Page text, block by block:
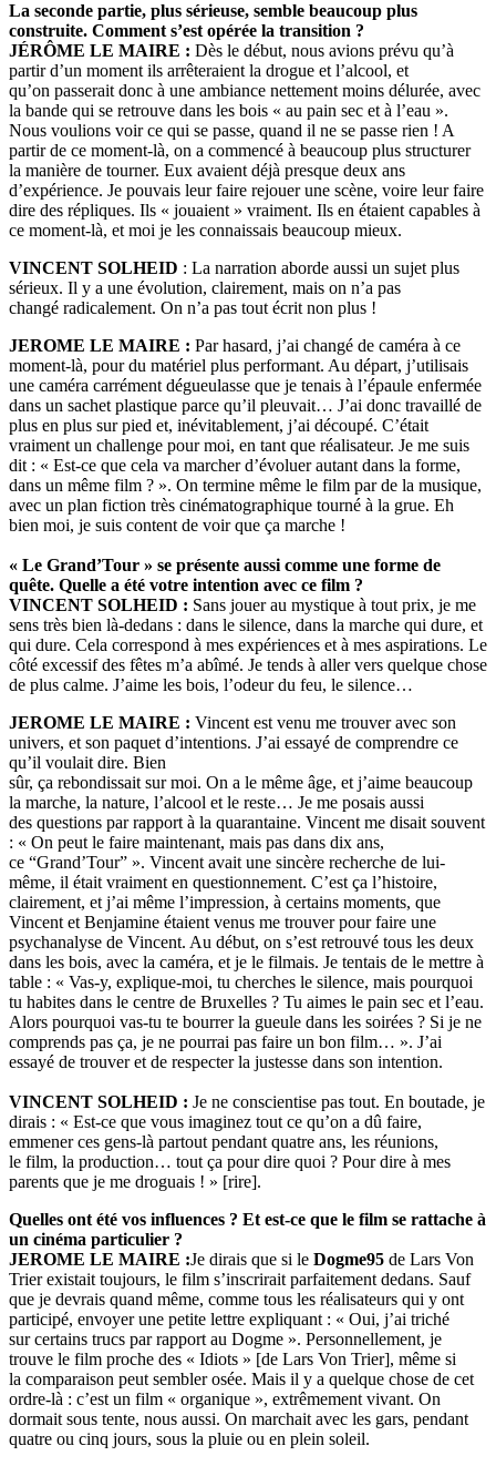
La seconde partie, plus sérieuse, semble beaucoup plus
construite. Comment s’est opérée la transition ?
JÉRÔME LE MAIRE : Dès le début, nous avions prévu qu’à
partir d’un moment ils arrêteraient la drogue et l’alcool, et
qu’on passerait donc à une ambiance nettement moins délurée, avec
la bande qui se retrouve dans les bois « au pain sec et à l’eau ».
Nous voulions voir ce qui se passe, quand il ne se passe rien ! A
partir de ce moment-là, on a commencé à beaucoup plus structurer
la manière de tourner. Eux avaient déjà presque deux ans
d’expérience. Je pouvais leur faire rejouer une scène, voire leur faire
dire des répliques. Ils « jouaient » vraiment. Ils en étaient capables à
ce moment-là, et moi je les connaissais beaucoup mieux.
VINCENT SOLHEID : La narration aborde aussi un sujet plus
sérieux. Il y a une évolution, clairement, mais on n’a pas
changé radicalement. On n’a pas tout écrit non plus !
JEROME LE MAIRE : Par hasard, j’ai changé de caméra à ce
moment-là, pour du matériel plus performant. Au départ, j’utilisais
une caméra carrément dégueulasse que je tenais à l’épaule enfermée
dans un sachet plastique parce qu’il pleuvait… J’ai donc travaillé de
plus en plus sur pied et, inévitablement, j’ai découpé. C’était
vraiment un challenge pour moi, en tant que réalisateur. Je me suis
dit : « Est-ce que cela va marcher d’évoluer autant dans la forme,
dans un même film ? ». On termine même le film par de la musique,
avec un plan fiction très cinématographique tourné à la grue. Eh
bien moi, je suis content de voir que ça marche !
« Le Grand’Tour » se présente aussi comme une forme de
quête. Quelle a été votre intention avec ce film ?
VINCENT SOLHEID : Sans jouer au mystique à tout prix, je me
sens très bien là-dedans : dans le silence, dans la marche qui dure, et
qui dure. Cela correspond à mes expériences et à mes aspirations. Le
côté excessif des fêtes m’a abîmé. Je tends à aller vers quelque chose
de plus calme. J’aime les bois, l’odeur du feu, le silence…
JEROME LE MAIRE : Vincent est venu me trouver avec son
univers, et son paquet d’intentions. J’ai essayé de comprendre ce
qu’il voulait dire. Bien
sûr, ça rebondissait sur moi. On a le même âge, et j’aime beaucoup
la marche, la nature, l’alcool et le reste… Je me posais aussi
des questions par rapport à la quarantaine. Vincent me disait souvent
: « On peut le faire maintenant, mais pas dans dix ans,
ce “Grand’Tour” ». Vincent avait une sincère recherche de lui-
même, il était vraiment en questionnement. C’est ça l’histoire,
clairement, et j’ai même l’impression, à certains moments, que
Vincent et Benjamine étaient venus me trouver pour faire une
psychanalyse de Vincent. Au début, on s’est retrouvé tous les deux
dans les bois, avec la caméra, et je le filmais. Je tentais de le mettre à
table : « Vas-y, explique-moi, tu cherches le silence, mais pourquoi
tu habites dans le centre de Bruxelles ? Tu aimes le pain sec et l’eau.
Alors pourquoi vas-tu te bourrer la gueule dans les soirées ? Si je ne
comprends pas ça, je ne pourrai pas faire un bon film… ». J’ai
essayé de trouver et de respecter la justesse dans son intention.
VINCENT SOLHEID : Je ne conscientise pas tout. En boutade, je
dirais : « Est-ce que vous imaginez tout ce qu’on a dû faire,
emmener ces gens-là partout pendant quatre ans, les réunions,
le film, la production… tout ça pour dire quoi ? Pour dire à mes
parents que je me droguais ! » [rire].
Quelles ont été vos influences ? Et est-ce que le film se rattache à
un cinéma particulier ?
JEROME LE MAIRE :Je dirais que si le Dogme95 de Lars Von
Trier existait toujours, le film s’inscrirait parfaitement dedans. Sauf
que je devrais quand même, comme tous les réalisateurs qui y ont
participé, envoyer une petite lettre expliquant : « Oui, j’ai triché
sur certains trucs par rapport au Dogme ». Personnellement, je
trouve le film proche des « Idiots » [de Lars Von Trier], même si
la comparaison peut sembler osée. Mais il y a quelque chose de cet
ordre-là : c’est un film « organique », extrêmement vivant. On
dormait sous tente, nous aussi. On marchait avec les gars, pendant
quatre ou cinq jours, sous la pluie ou en plein soleil.